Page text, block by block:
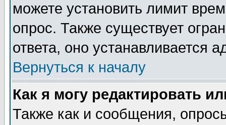
можете установить лимит
опрос. Также существует
ответа, оно устанавливается
Вернуться к началу
Как я могу редактировать
Также как и сообщения,